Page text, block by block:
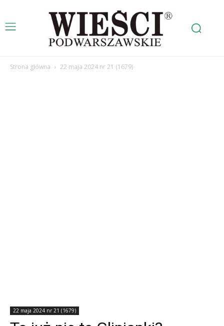
Strona główna 22 maja 2024 nr 21 (1679)
22 maja 2024 nr 21 (1679)